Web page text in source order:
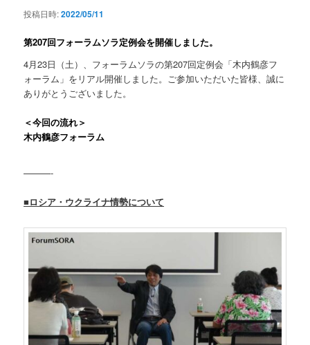
投稿日時:2022/05/11
第207回フォーラムソラ定例会を開催しました。
4月23日（土）、フォーラムソラの第207回定例会「木内鶴彦フ
ォーラム」をリアル開催しました。ご参加いただいた皆様、誠に
ありがとうございました。
＜今回の流れ＞
木内鶴彦フォーラム
———-
■ロシア・ウクライナ情勢について